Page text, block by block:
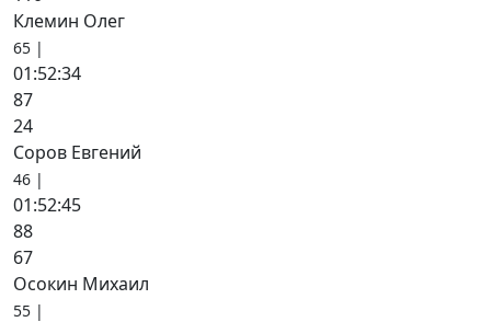
Клемин Олег
65 |
01:52:34
87
24
Соров Евгений
46 |
01:52:45
88
67
Осокин Михаил
55 |